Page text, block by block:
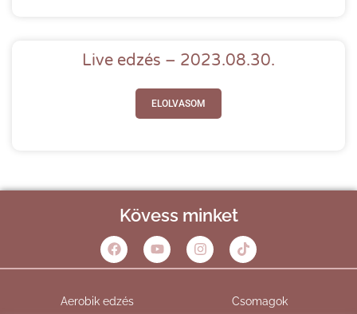
Live edzés – 2023.08.30.
ELOLVASOM
Kövess minket
Aerobik edzés Csomagok